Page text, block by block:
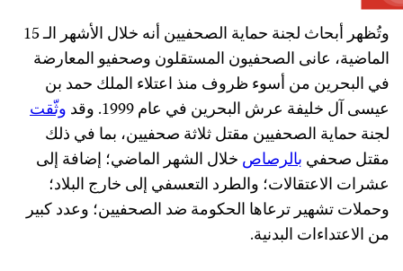
وتُظهر أبحاث لجنة حماية الصحفيين أنه خلال الأشهر الـ 15
الماضية، عانى الصحفيون المستقلون وصحفيو المعارضة
في البحرين من أسوء ظروف منذ اعتلاء الملك حمد بن
عيسى آل خليفة عرش البحرين في عام 1999. وقد
وثّقت
لجنة حماية الصحفيين مقتل ثلاثة صحفيين، بما في ذلك
مقتل صحفي بالرصاص خلال الشهر الماضي؛ إضافة إلى
عشرات الاعتقالات؛ والطرد التعسفي إلى خارج البلاد؛
وحملات تشهير ترعاها الحكومة ضد الصحفيين؛ وعدد كبير
من الاعتداءات البدنية.